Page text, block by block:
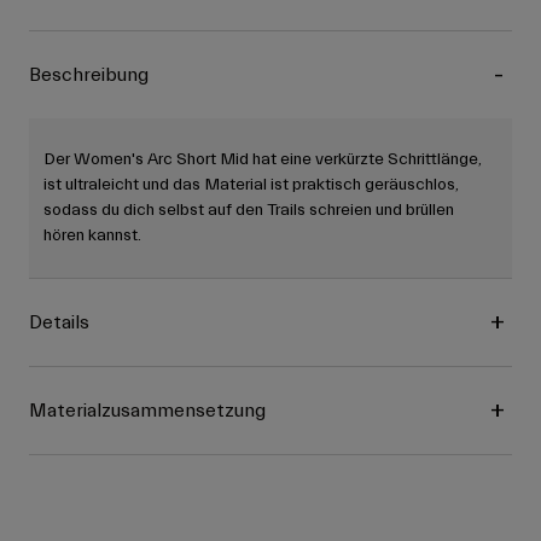
Beschreibung
Der Women's Arc Short Mid hat eine verkürzte Schrittlänge,
ist ultraleicht und das Material ist praktisch geräuschlos,
sodass du dich selbst auf den Trails schreien und brüllen
hören kannst.
Details
Materialzusammensetzung